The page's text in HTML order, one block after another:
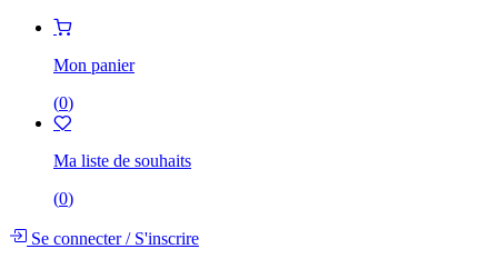
Mon panier
(0)
Ma liste de souhaits
(0)
Se connecter/S'inscrire